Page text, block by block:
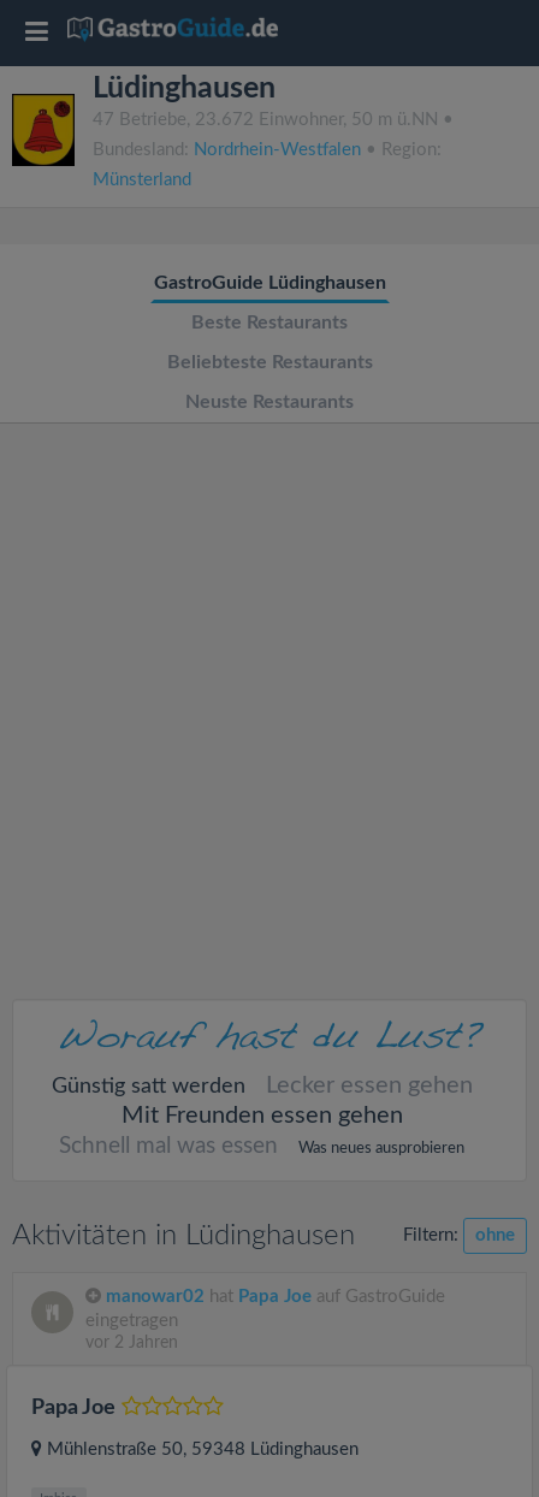
Lüdinghausen
47 Betriebe, 23.672 Einwohner, 50 m ü.NN •
Bundesland: Nordrhein-Westfalen • Region:
Münsterland
GastroGuide Lüdinghausen
Beste Restaurants
Beliebteste Restaurants
Neuste Restaurants
Günstig satt werden
Lecker essen gehen
Mit Freunden essen gehen
Schnell mal was essen Was neues ausprobieren
Aktivitäten in Lüdinghausen Filtern: ohne
manowar02 hat Papa Joe auf GastroGuide
eingetragen
vor 2 Jahren
Papa Joe
Mühlenstraße 50, 59348 Lüdinghausen
T
o
g